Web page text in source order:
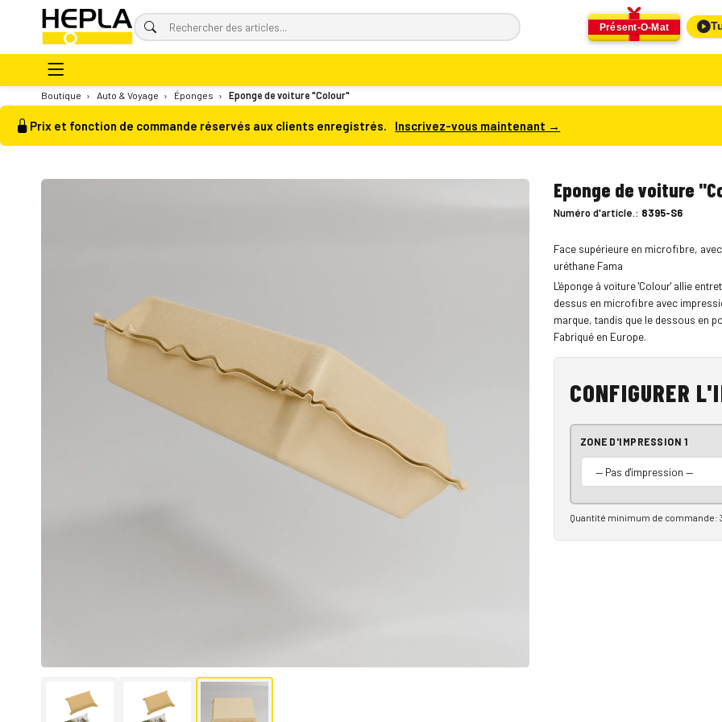
Présent-O-Mat
Boutique › Auto & Voyage › Éponges › Eponge de voiture "Colour"
Prix et fonction de commande réservés aux clients enregistrés. Inscrivez-vous maintenant →
Eponge de voiture
Numéro d'article.: 8395-S6
Face supérieure en microfibre,
uréthane Fama
L'éponge à voiture 'Colour' allie
dessus en microfibre avec
marque, tandis que le dessous en
Fabriqué en Europe.
CONFIGURER
ZONE D'IMPRESSION 1
Quantité minimum de commande: